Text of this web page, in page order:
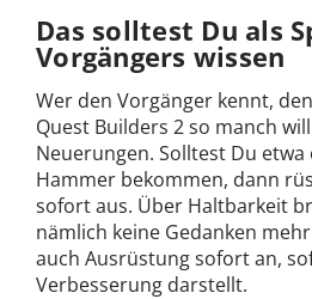
Das solltest Du als
Vorgängers wissen
Wer den Vorgänger kennt,
Quest Builders 2 so manch
Neuerungen. Solltest Du etwa
Hammer bekommen, dann
sofort aus. Über Haltbarkeit
nämlich keine Gedanken
auch Ausrüstung sofort an,
Verbesserung darstellt.